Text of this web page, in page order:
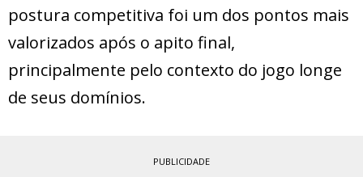
postura competitiva foi um dos pontos mais
valorizados após o apito final,
principalmente pelo contexto do jogo longe
de seus domínios.
PUBLICIDADE